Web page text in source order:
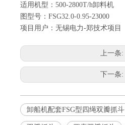
适用机型：500-2800T/h卸料机
图型号：FSG32.0-0.95-23000
项目用户：无锡电力-郑技术项目
上一条:
下一条:
卸船机配套FSG型四绳双瓣抓斗